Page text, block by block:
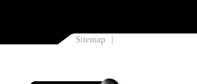
Sitemap |